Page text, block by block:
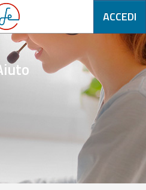
ACCEDI